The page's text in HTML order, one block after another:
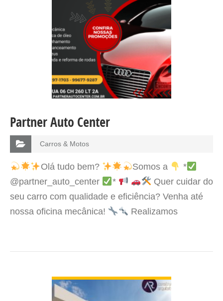
Partner Auto Center
Carros & Motos
Olá tudo bem? Somos a
*
@partner_auto_center
*
Quer cuidar do
seu carro com qualidade e eficiência? Venha até
nossa oficina mecânica!
Realizamos